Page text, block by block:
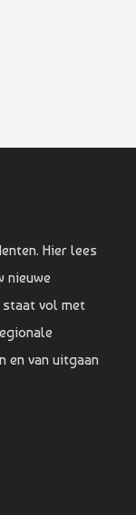
Hier lees
nieuwe
staat vol met
en van uitgaan